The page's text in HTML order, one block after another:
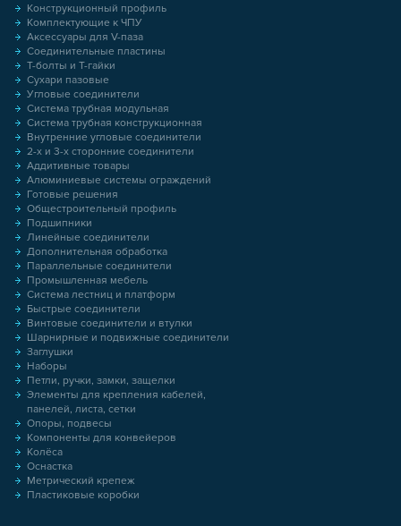
Конструкционный профиль
Комплектующие к ЧПУ
Аксессуары для V-паза
Соединительные пластины
Т-болты и Т-гайки
Сухари пазовые
Угловые соединители
Система трубная модульная
Система трубная конструкционная
Внутренние угловые соединители
2-х и 3-х сторонние соединители
Аддитивные товары
Алюминиевые системы ограждений
Готовые решения
Общестроительный профиль
Подшипники
Линейные соединители
Дополнительная обработка
Параллельные соединители
Промышленная мебель
Система лестниц и платформ
Быстрые соединители
Винтовые соединители и втулки
Шарнирные и подвижные соединители
Заглушки
Наборы
Петли, ручки, замки, защелки
Элементы для крепления кабелей,
панелей, листа, сетки
Опоры, подвесы
Компоненты для конвейеров
Колёса
Оснастка
Метрический крепеж
Пластиковые коробки